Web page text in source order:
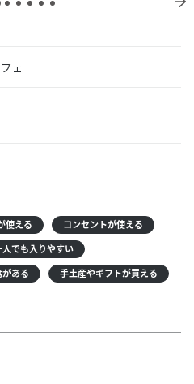
ェ
使える
コンセントが使える
人でも入りやすい
ある 手土産やギフトが買える